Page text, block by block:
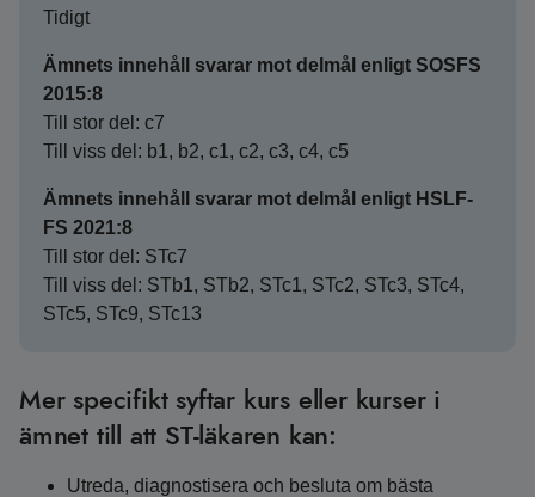
Tidigt
Ämnets innehåll svarar mot delmål enligt SOSFS
2015:8
Till stor del: c7
Till viss del: b1, b2, c1, c2, c3, c4, c5
Ämnets innehåll svarar mot delmål enligt HSLF-
FS 2021:8
Till stor del: STc7
Till viss del: STb1, STb2, STc1, STc2, STc3, STc4,
STc5, STc9, STc13
Mer specifikt syftar kurs eller kurser i
ämnet till att ST-läkaren kan:
Utreda, diagnostisera och besluta om bästa